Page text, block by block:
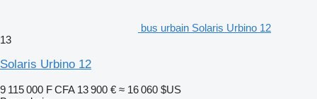
bus urbain Solaris Urbino 12
13
Solaris Urbino 12
9 115 000 F CFA 13 900 € ≈ 16 060 $US